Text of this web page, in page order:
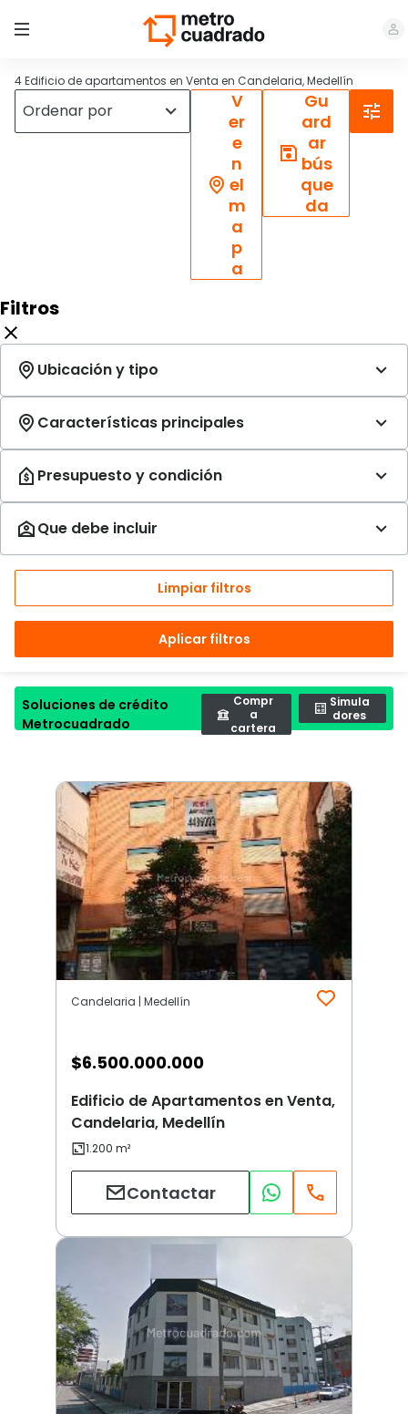
4 Edificio de apartamentos en Venta en Candelaria, Medellín
V
er
e
n
el
m
a
p
a
Gu
ard
ar
bús
que
da
Filtros
Limpiar filtros
Aplicar filtros
Soluciones de crédito
Metrocuadrado
Compr
a
cartera
Simula
dores
Candelaria | Medellín
$6.500.000.000
Edificio de Apartamentos en Venta,
Candelaria, Medellín
Contactar